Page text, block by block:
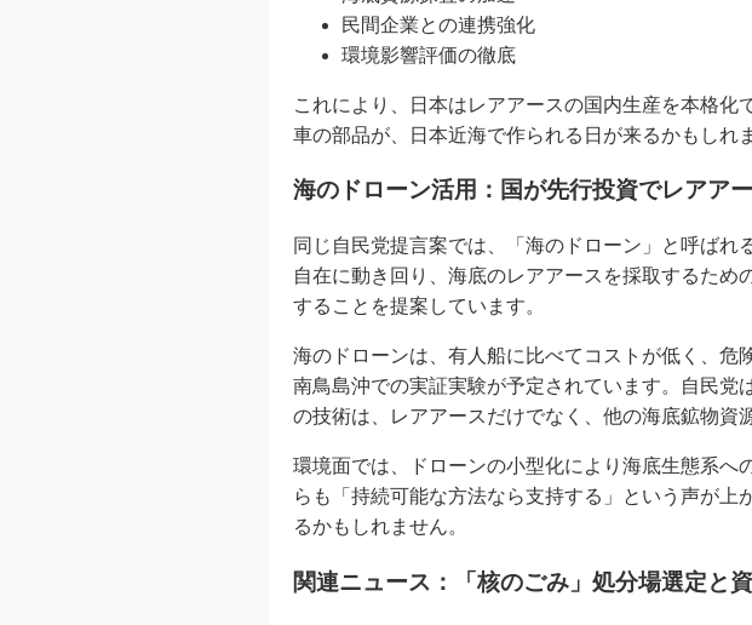
民間企業との連携強化
環境影響評価の徹底
これにより、日本はレアアースの国内生産を本格
車の部品が、日本近海で作られる日が来るかもしれ
海のドローン活用：国が先行投資でレアア
同じ自民党提言案では、「海のドローン」と呼ば
自在に動き回り、海底のレアアースを採取するた
することを提案しています。
海のドローンは、有人船に比べてコストが低く、危
南鳥島沖での実証実験が予定されています。自民党
の技術は、レアアースだけでなく、他の海底鉱物資
環境面では、ドローンの小型化により海底生態系
らも「持続可能な方法なら支持する」という声が上
るかもしれません。
関連ニュース：「核のごみ」処分場選定と